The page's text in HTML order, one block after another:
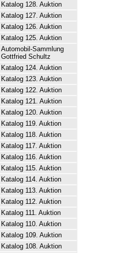
Katalog 128. Auktion
Katalog 127. Auktion
Katalog 126. Auktion
Katalog 125. Auktion
Automobil-Sammlung
Gottfried Schultz
Katalog 124. Auktion
Katalog 123. Auktion
Katalog 122. Auktion
Katalog 121. Auktion
Katalog 120. Auktion
Katalog 119. Auktion
Katalog 118. Auktion
Katalog 117. Auktion
Katalog 116. Auktion
Katalog 115. Auktion
Katalog 114. Auktion
Katalog 113. Auktion
Katalog 112. Auktion
Katalog 111. Auktion
Katalog 110. Auktion
Katalog 109. Auktion
Katalog 108. Auktion